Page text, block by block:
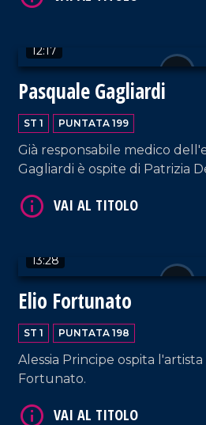
12:17
Pasquale Gagliardi
ST 1 PUNTATA 199
Già responsabile medico
Gagliardi è ospite di Patrizia
13:28
Elio Fortunato
ST 1 PUNTATA 198
Alessia Principe ospita
Fortunato.
VAI AL TITOLO
VAI AL TITOLO